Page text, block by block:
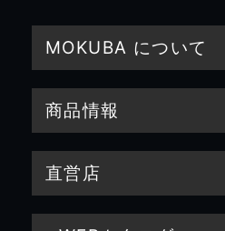
MOKUBA について
商品情報
直営店